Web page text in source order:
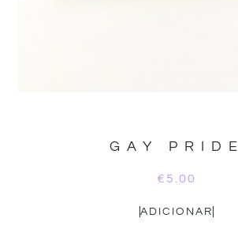
GAY PRIDE
€ 5.00
ADICIONAR